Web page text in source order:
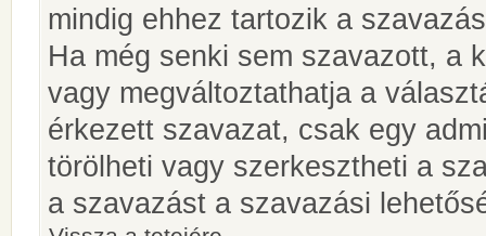
mindig ehhez tartozik a
Ha még senki sem szavazott, a
vagy megváltoztathatja a
érkezett szavazat, csak egy
törölheti vagy szerkesztheti a
a szavazást a szavazási